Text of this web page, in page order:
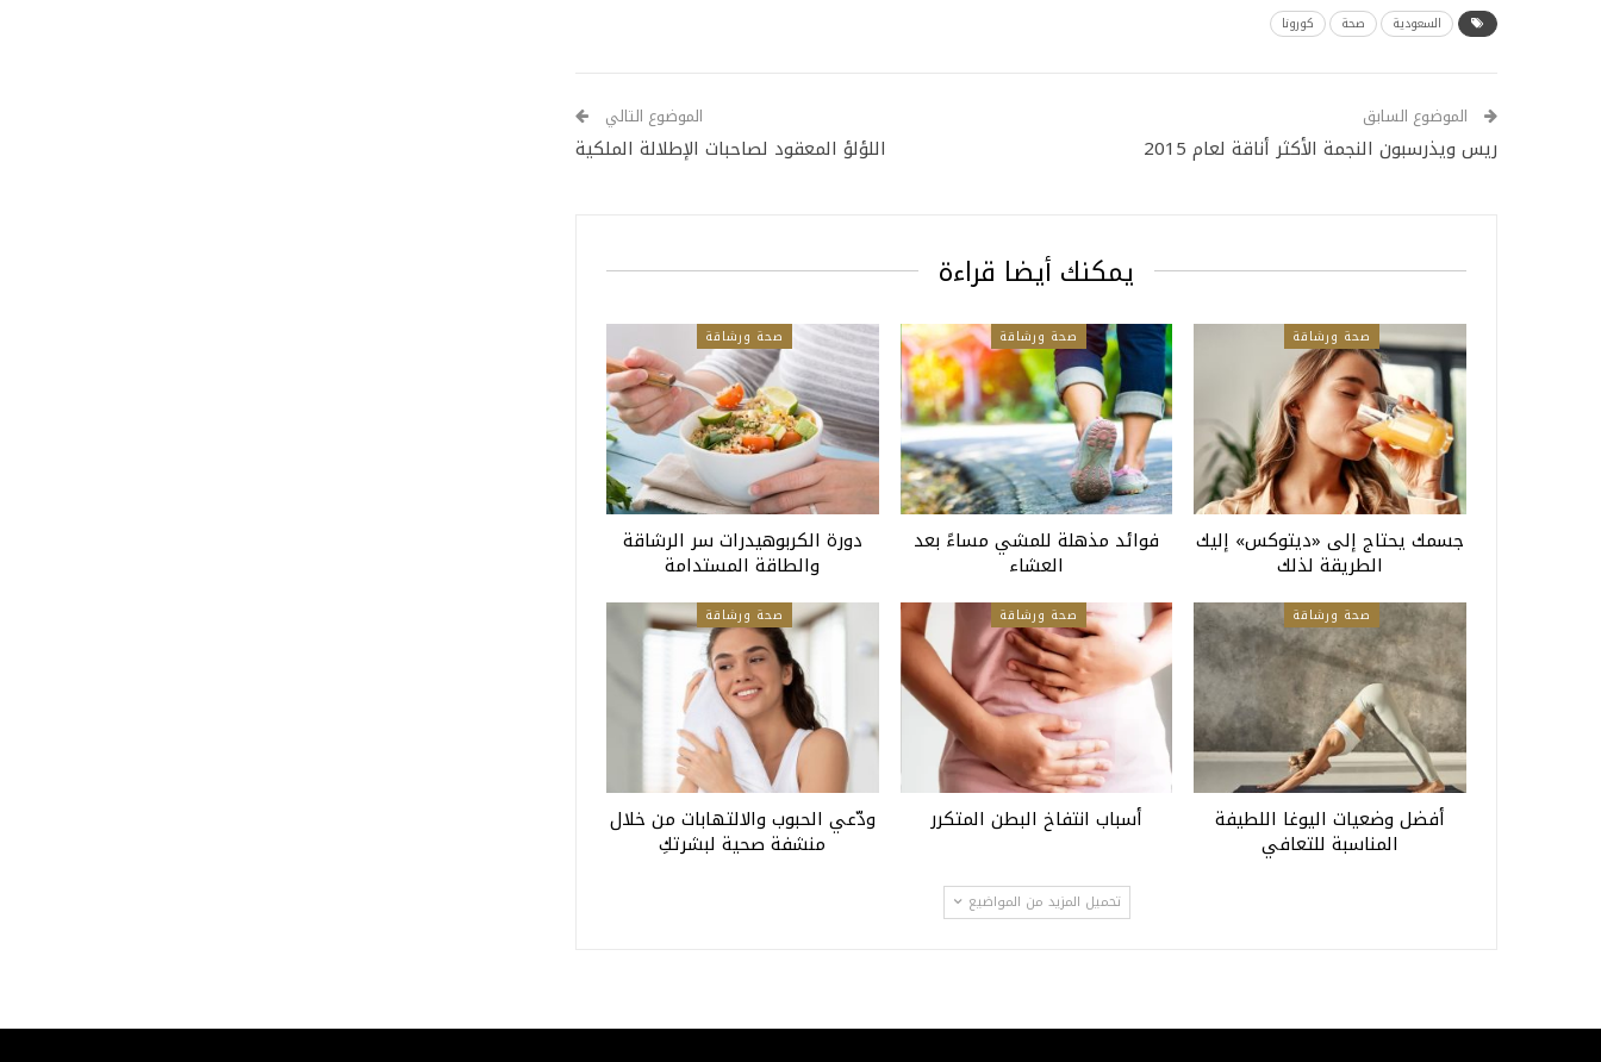
السعودية صحة كورونا
الموضوع السابق
ريس ويذرسبون النجمة الأكثر أناقة لعام 2015
الموضوع التالي
اللؤلؤ المعقود لصاحبات الإطلالة الملكية
يمكنك أيضا قراءة
صحة ورشاقة
جسمك يحتاج إلى «ديتوكس» إليك
الطريقة لذلك
صحة ورشاقة
فوائد مذهلة للمشي مساءً بعد
العشاء
صحة ورشاقة
دورة الكربوهيدرات سر الرشاقة
والطاقة المستدامة
صحة ورشاقة
أفضل وضعيات اليوغا اللطيفة
المناسبة للتعافي
صحة ورشاقة
أسباب انتفاخ البطن المتكرر
صحة ورشاقة
ودّعي الحبوب والالتهابات من خلال
منشفة صحية لبشرتكِ
تحميل المزيد من المواضيع